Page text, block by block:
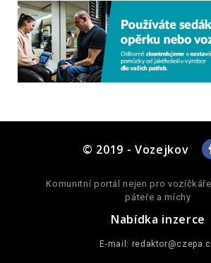
© 2019 - Vozejkov
Komunitní portál nejen pro
páteře a míchy
Nabídka inzerce
E-mail: